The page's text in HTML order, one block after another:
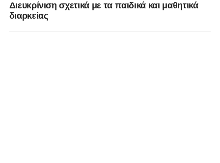
Διευκρίνιση σχετικά με τα παιδικά και μαθητικά
διαρκείας